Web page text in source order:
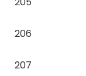
206
207